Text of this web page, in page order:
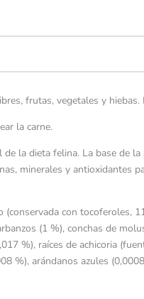
frutas, vegetales y hiebas.
la carne.
la dieta felina. La base de
minerales y
con tocoferoles,
(1 %), conchas de
%), raíces de achicoria
%), arándanos azules